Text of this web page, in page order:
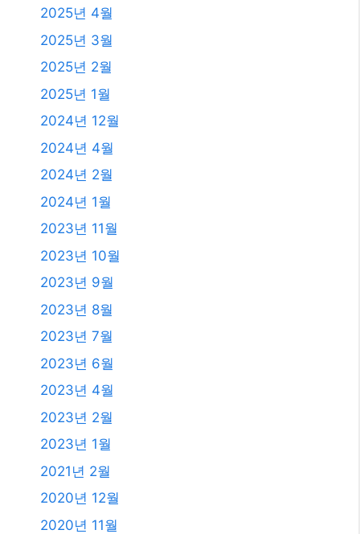
2025년 4월
2025년 3월
2025년 2월
2025년 1월
2024년 12월
2024년 4월
2024년 2월
2024년 1월
2023년 11월
2023년 10월
2023년 9월
2023년 8월
2023년 7월
2023년 6월
2023년 4월
2023년 2월
2023년 1월
2021년 2월
2020년 12월
2020년 11월